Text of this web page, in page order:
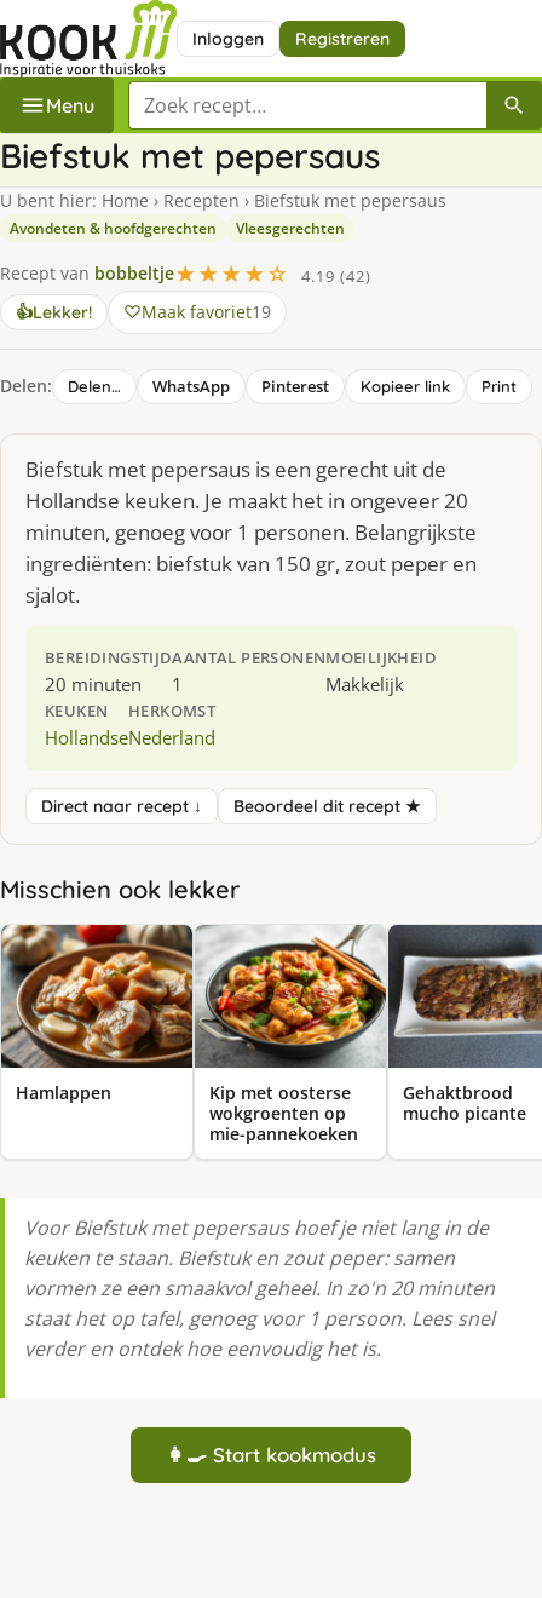
Inloggen Registreren
Menu Zoek een recept
Biefstuk met pepersaus
U bent hier: Home › Recepten › Biefstuk met pepersaus
Avondeten & hoofdgerechten Vleesgerechten
Recept van bobbeltje★★★★☆
4.19 (42)
👍Lekker! Maak favoriet19
Delen: Delen… WhatsApp Pinterest Kopieer link Print
Biefstuk met pepersaus is een gerecht uit de
Hollandse keuken. Je maakt het in ongeveer 20
minuten, genoeg voor 1 personen. Belangrijkste
ingrediënten: biefstuk van 150 gr, zout peper en
sjalot.
BEREIDINGSTIJD
20 minuten
AANTAL PERSONEN
1
MOEILIJKHEID
Makkelijk
KEUKEN
Hollandse
HERKOMST
Nederland
Direct naar recept ↓ Beoordeel dit recept ★
Misschien ook lekker
Hamlappen
Kip met oosterse
wokgroenten op
mie-pannekoeken
Gehaktbrood
mucho picante
Voor Biefstuk met pepersaus hoef je niet lang in de
keuken te staan. Biefstuk en zout peper: samen
vormen ze een smaakvol geheel. In zo'n 20 minuten
staat het op tafel, genoeg voor 1 persoon. Lees snel
verder en ontdek hoe eenvoudig het is.
👩‍🍳 Start kookmodus